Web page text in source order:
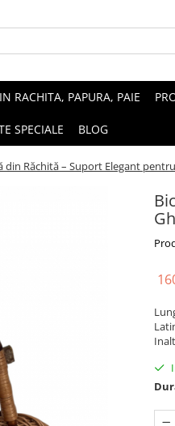
RACHITA, PAPURA, PAIE
SPECIALE BLOG
din Răchită – Suport Elegant